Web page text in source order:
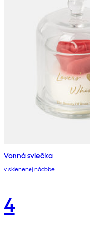
Vonná sviečka
v sklenenej nádobe
4